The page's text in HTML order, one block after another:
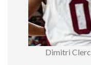
Dimitri